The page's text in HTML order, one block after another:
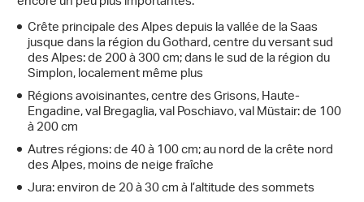
Crête principale des Alpes depuis la vallée de la Saas
jusque dans la région du Gothard, centre du versant sud
des Alpes: de 200 à 300 cm; dans le sud de la région du
Simplon, localement même plus
Régions avoisinantes, centre des Grisons, Haute-
Engadine, val Bregaglia, val Poschiavo, val Müstair: de 100
à 200 cm
Autres régions: de 40 à 100 cm; au nord de la crête nord
des Alpes, moins de neige fraîche
Jura: environ de 20 à 30 cm à l’altitude des sommets